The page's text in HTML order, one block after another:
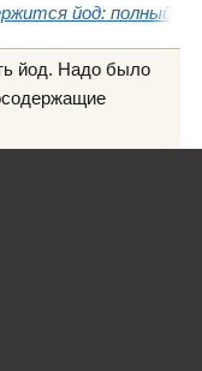
йод: полный
йод. Надо было